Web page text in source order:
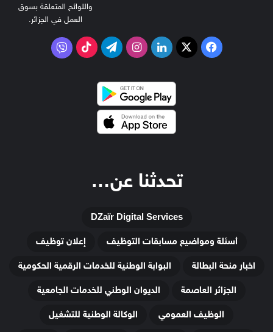
واللوائح المتعلقة بسوق
العمل في الجزائر.
فيسبوك
‫X لينكدإنانستقرامتيلقرام‫TikTokفايبر
تحدثنا عن…
DZaïr Digital Services
أسئلة ومواضيع مسابقات التوظيف
إعلان توظيف
اخبار منحة البطالة
البوابة الوطنية للخدمات الرقمية الحكومية
الجزائر العاصمة
الديوان الوطني للخدمات الجامعية
الوظيف العمومي
الوكالة الوطنية للتشغيل